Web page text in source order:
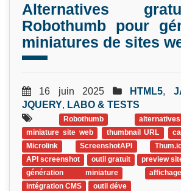
Alternatives
Robothumb pour
miniatures de sites
16 juin 2025 HTML5,
JQUERY, LABO & TESTS
Robothumb
miniature site web
thumbnail URL
Microlink
ScreenshotAPI
API screenshot
outil gratuit preview
génération miniature
intégration CMS
outil déve